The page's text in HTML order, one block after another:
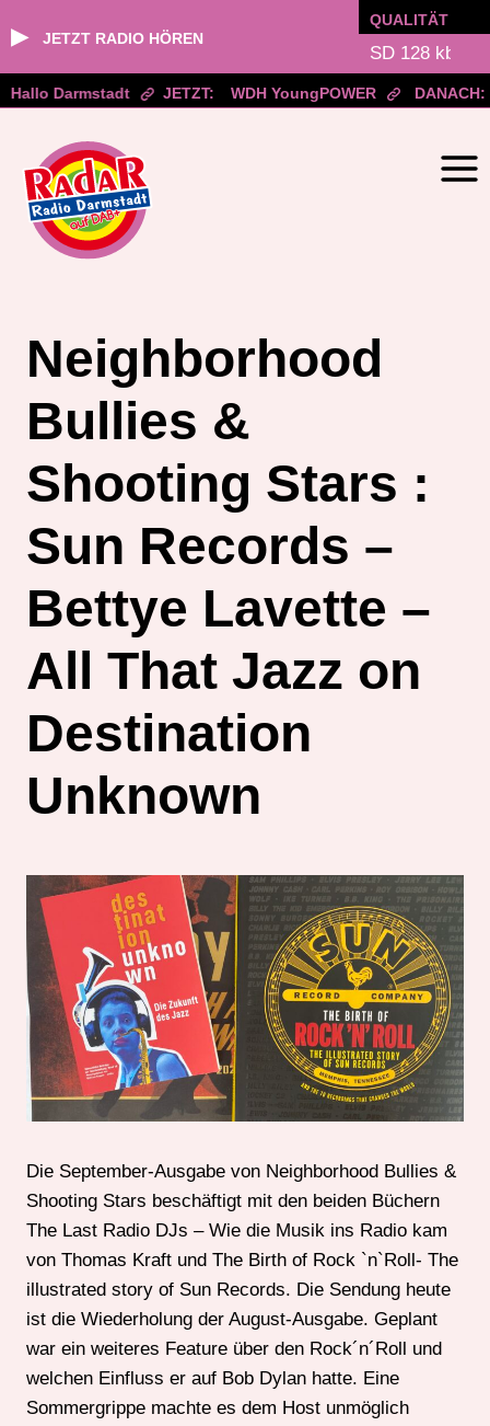
▶ JETZT RADIO HÖREN
QUALITÄT
Hallo Darmstadt JETZT: WDH YoungPOWER DANACH:
springen
Neighborhood
Bullies &
Shooting Stars :
Sun Records –
Bettye Lavette –
All That Jazz on
Destination
Unknown
Die September-Ausgabe von Neighborhood Bullies &
Shooting Stars beschäftigt mit den beiden Büchern
The Last Radio DJs – Wie die Musik ins Radio kam
von Thomas Kraft und The Birth of Rock `n`Roll- The
illustrated story of Sun Records. Die Sendung heute
ist die Wiederholung der August-Ausgabe. Geplant
war ein weiteres Feature über den Rock´n´Roll und
welchen Einfluss er auf Bob Dylan hatte. Eine
Sommergrippe machte es dem Host unmöglich